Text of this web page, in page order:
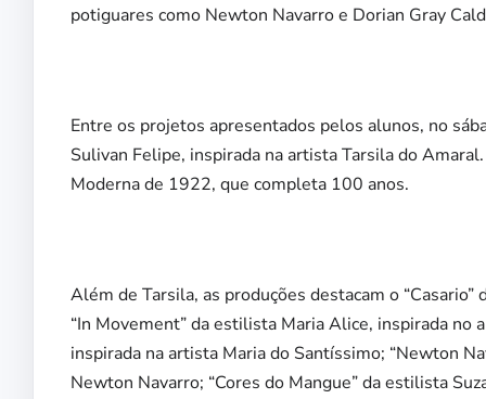
potiguares como Newton Navarro e Dorian Gray
Entre os projetos apresentados pelos alunos, no
Sulivan Felipe, inspirada na artista Tarsila do
Moderna de 1922, que completa 100 anos.
Além de Tarsila, as produções destacam o
“In Movement” da estilista Maria Alice, inspirada no
inspirada na artista Maria do Santíssimo; “Newton
Newton Navarro; “Cores do Mangue” da estilista